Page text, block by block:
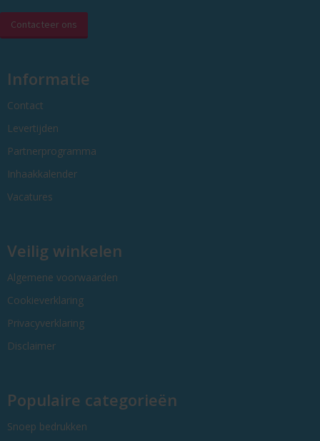
Contacteer ons
Informatie
Contact
Levertijden
Partnerprogramma
Inhaakkalender
Vacatures
Veilig winkelen
Algemene voorwaarden
Cookieverklaring
Privacyverklaring
Disclaimer
Populaire categorieën
Snoep bedrukken